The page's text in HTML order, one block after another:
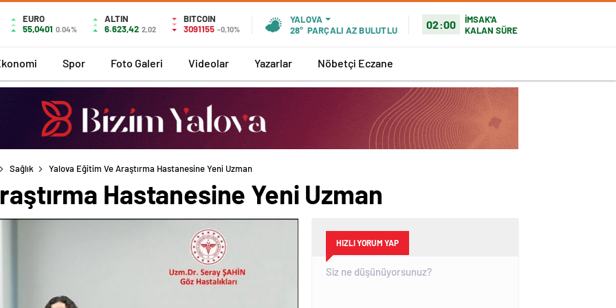
EURO
55,0401 0.04%
ALTIN
6.623,42 2,02
BITCOIN
3091155 -0,10%
YALOVA
28° PARÇALI AZ BULUTLU 02:00
İMSAK'A
KALAN SÜRE
Spor Foto Galeri Videolar Yazarlar Nöbetçi Eczane
Sağlık Yalova Eğitim Ve Araştırma Hastanesine Yeni Uzman
Hastanesine Yeni Uzman
HIZLI YORUM YAP